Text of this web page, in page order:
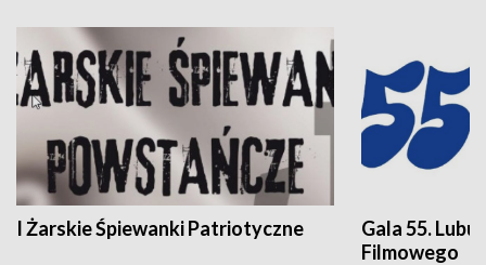
I Żarskie Śpiewanki Patriotyczne
Gala 55.
Filmowego